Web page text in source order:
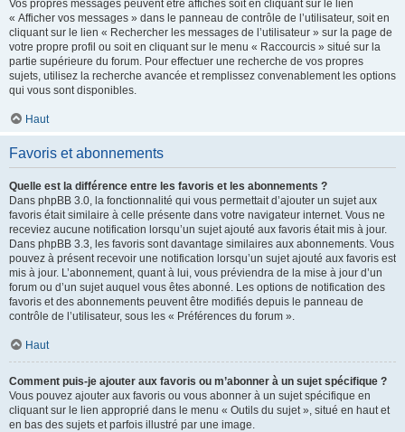
Vos propres messages peuvent être affichés soit en cliquant sur le lien
« Afficher vos messages » dans le panneau de contrôle de l’utilisateur, soit en
cliquant sur le lien « Rechercher les messages de l’utilisateur » sur la page de
votre propre profil ou soit en cliquant sur le menu « Raccourcis » situé sur la
partie supérieure du forum. Pour effectuer une recherche de vos propres
sujets, utilisez la recherche avancée et remplissez convenablement les options
qui vous sont disponibles.
Haut
Favoris et abonnements
Quelle est la différence entre les favoris et les abonnements ?
Dans phpBB 3.0, la fonctionnalité qui vous permettait d’ajouter un sujet aux
favoris était similaire à celle présente dans votre navigateur internet. Vous ne
receviez aucune notification lorsqu’un sujet ajouté aux favoris était mis à jour.
Dans phpBB 3.3, les favoris sont davantage similaires aux abonnements. Vous
pouvez à présent recevoir une notification lorsqu’un sujet ajouté aux favoris est
mis à jour. L’abonnement, quant à lui, vous préviendra de la mise à jour d’un
forum ou d’un sujet auquel vous êtes abonné. Les options de notification des
favoris et des abonnements peuvent être modifiés depuis le panneau de
contrôle de l’utilisateur, sous les « Préférences du forum ».
Haut
Comment puis-je ajouter aux favoris ou m’abonner à un sujet spécifique ?
Vous pouvez ajouter aux favoris ou vous abonner à un sujet spécifique en
cliquant sur le lien approprié dans le menu « Outils du sujet », situé en haut et
en bas des sujets et parfois illustré par une image.